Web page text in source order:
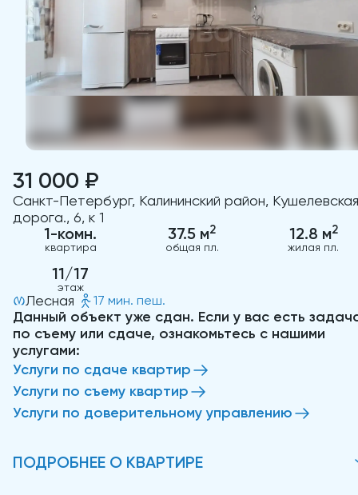
31 000 ₽
Санкт-Петербург, Калининский район, Кушелевская
дорога., 6, к 1
1-комн.
квартира
37.5 м2
общая пл.
12.8 м2
жилая пл.
11/17
этаж
Лесная 17 мин. пеш.
Данный объект уже сдан. Если у вас есть
по съему или сдаче, ознакомьтесь с нашими
услугами:
Услуги по сдаче квартир
Услуги по съему квартир
Услуги по доверительному управлению
ПОДРОБНЕЕ О КВАРТИРЕ